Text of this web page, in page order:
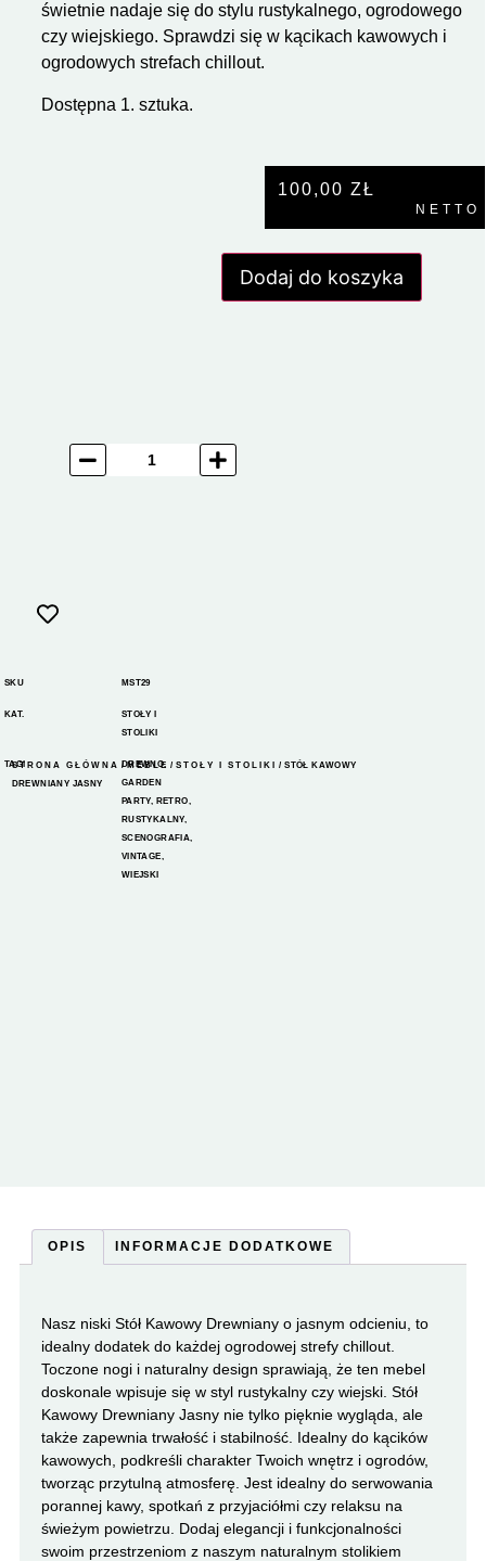
świetnie nadaje się do stylu rustykalnego, ogrodowego
czy wiejskiego. Sprawdzi się w kącikach kawowych i
ogrodowych strefach chillout.
Dostępna 1. sztuka.
100,00 ZŁ
NETTO
Dodaj do koszyka
SKU MST29
KAT.
STOŁY I
STOLIKI
TAGI DREWNO,
GARDEN
PARTY, RETRO,
RUSTYKALNY,
SCENOGRAFIA,
VINTAGE,
WIEJSKI
STRONA GŁÓWNA /MEBLE /STOŁY I STOLIKI
/ STÓŁ KAWOWY
DREWNIANY JASNY
OPIS INFORMACJE DODATKOWE
Nasz niski Stół Kawowy Drewniany o jasnym odcieniu, to
idealny dodatek do każdej ogrodowej strefy chillout.
Toczone nogi i naturalny design sprawiają, że ten mebel
doskonale wpisuje się w styl rustykalny czy wiejski. Stół
Kawowy Drewniany Jasny nie tylko pięknie wygląda, ale
także zapewnia trwałość i stabilność. Idealny do kącików
kawowych, podkreśli charakter Twoich wnętrz i ogrodów,
tworząc przytulną atmosferę. Jest idealny do serwowania
porannej kawy, spotkań z przyjaciółmi czy relaksu na
świeżym powietrzu. Dodaj elegancji i funkcjonalności
swoim przestrzeniom z naszym naturalnym stolikiem